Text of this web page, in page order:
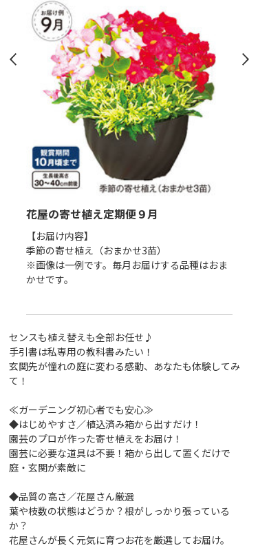
花屋の寄せ植え定期便９月
【お届け内容】
季節の寄せ植え（おまかせ3苗）
※画像は一例です。毎月お届けする品種はおま
かせです。
センスも植え替えも全部お任せ♪
手引書は私専用の教科書みたい！
玄関先が憧れの庭に変わる感動、あなたも体験してみ
て！
≪ガーデニング初心者でも安心≫
◆はじめやすさ／植込済み箱から出すだけ！
園芸のプロが作った寄せ植えをお届け！
園芸に必要な道具は不要！箱から出して置くだけで
庭・玄関が素敵に
◆品質の高さ／花屋さん厳選
葉や枝数の状態はどうか？根がしっかり張っている
か？
花屋さんが長く元気に育つお花を厳選してお届け。